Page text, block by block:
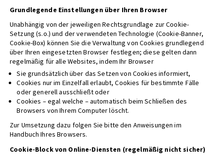
Grundlegende Einstellungen über Ihren Browser
Unabhängig von der jeweiligen Rechtsgrundlage zur Cookie-
Setzung (s.o.) und der verwendeten Technologie (Cookie-Banner,
Cookie-Box) können Sie die Verwaltung von Cookies grundlegend
über Ihren eingesetzten Browser festlegen; diese gelten dann
regelmäßig für alle Websites, indem Ihr Browser
Sie grundsätzlich über das Setzen von Cookies informiert,
Cookies nur im Einzelfall erlaubt, Cookies für bestimmte Fälle
oder generell ausschließt oder
Cookies – egal welche – automatisch beim Schließen des
Browsers von Ihrem Computer löscht.
Zur Umsetzung dazu folgen Sie bitte den Anweisungen im
Handbuch Ihres Browsers.
Cookie-Block von Online-Diensten (regelmäßig nicht sicher)